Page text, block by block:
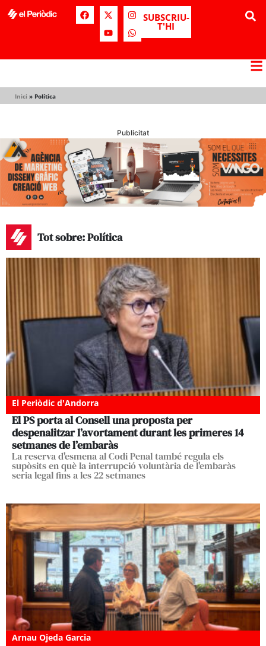
SUBSCRIU-
T'HI
Inici » Política
Publicitat
Tot sobre: Política
El Periòdic d'Andorra
El PS porta al Consell una proposta per
despenalitzar l’avortament durant les primeres 14
setmanes de l’embaràs
La reserva d'esmena al Codi Penal també regula els
supòsits en què la interrupció voluntària de l'embaràs
seria legal fins a les 22 setmanes
Arnau Ojeda Garcia